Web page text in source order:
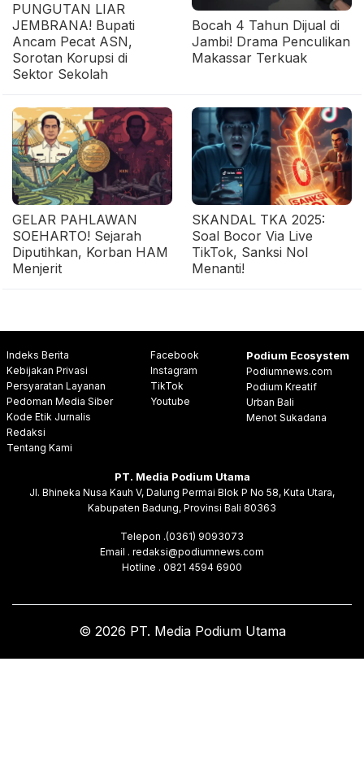
PUNGUTAN LIAR
JEMBRANA! Bupati
Ancam Pecat ASN,
Sorotan Korupsi di
Sektor Sekolah
Bocah 4 Tahun Dijual di
Jambi! Drama Penculikan
Makassar Terkuak
GELAR PAHLAWAN
SOEHARTO! Sejarah
Diputihkan, Korban HAM
Menjerit
SKANDAL TKA 2025:
Soal Bocor Via Live
TikTok, Sanksi Nol
Menanti!
Indeks Berita
Kebijakan Privasi
Persyaratan Layanan
Pedoman Media Siber
Kode Etik Jurnalis
Redaksi
Tentang Kami
Facebook
Instagram
TikTok
Youtube
Podium Ecosystem
Podiumnews.com
Podium Kreatif
Urban Bali
Menot Sukadana
PT. Media Podium Utama
Jl. Bhineka Nusa Kauh V, Dalung Permai Blok P No 58, Kuta Utara,
Kabupaten Badung, Provinsi Bali 80363
Telepon .(0361) 9093073
Email . redaksi@podiumnews.com
Hotline . 0821 4594 6900
© 2026 PT. Media Podium Utama